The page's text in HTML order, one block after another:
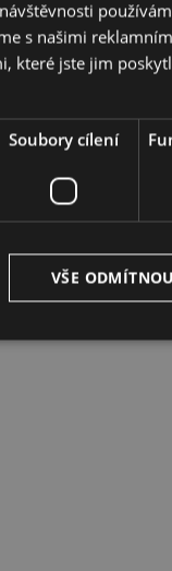
s našimi
které jste jim
Soubory cílení
VŠE